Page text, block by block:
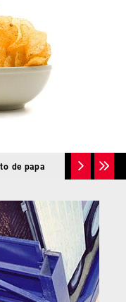
de papa